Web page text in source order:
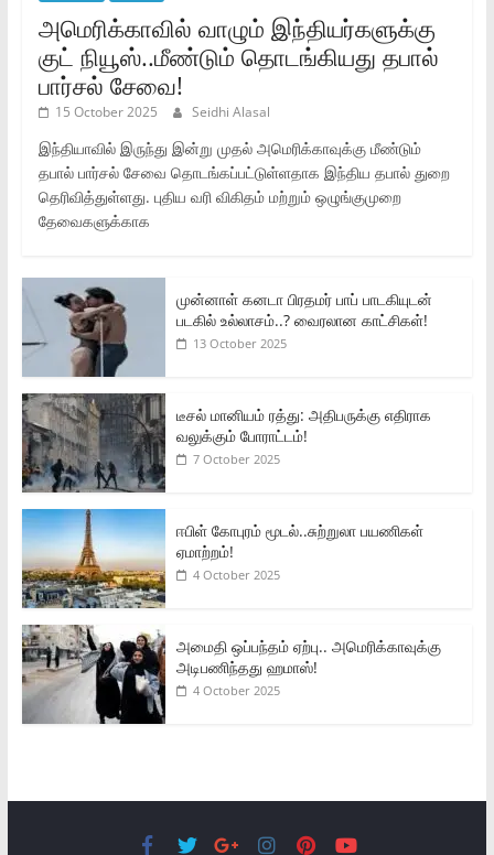
அமெரிக்காவில் வாழும் இந்தியர்களுக்கு
குட் நியூஸ்..மீண்டும் தொடங்கியது தபால்
பார்சல் சேவை!
15 October 2025 Seidhi Alasal
இந்தியாவில் இருந்து இன்று முதல் அமெரிக்காவுக்கு மீண்டும்
தபால் பார்சல் சேவை தொடங்கப்பட்டுள்ளதாக இந்திய தபால் துறை
தெரிவித்துள்ளது. புதிய வரி விகிதம் மற்றும் ஒழுங்குமுறை
தேவைகளுக்காக
முன்னாள் கனடா பிரதமர் பாப் பாடகியுடன்
படகில் உல்லாசம்..? வைரலான காட்சிகள்!
13 October 2025
டீசல் மானியம் ரத்து: அதிபருக்கு எதிராக
வலுக்கும் போராட்டம்!
7 October 2025
ஈபிள் கோபுரம் மூடல்..சுற்றுலா பயணிகள்
ஏமாற்றம்!
4 October 2025
அமைதி ஒப்பந்தம் ஏற்பு.. அமெரிக்காவுக்கு
அடிபணிந்தது ஹமாஸ்!
4 October 2025